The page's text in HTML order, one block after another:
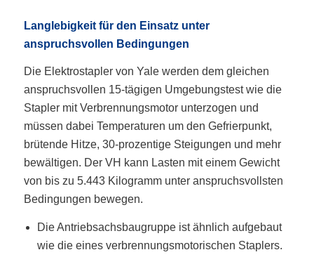
Langlebigkeit für den Einsatz unter
anspruchsvollen Bedingungen
Die Elektrostapler von Yale werden dem gleichen
anspruchsvollen 15-tägigen Umgebungstest wie die
Stapler mit Verbrennungsmotor unterzogen und
müssen dabei Temperaturen um den Gefrierpunkt,
brütende Hitze, 30-prozentige Steigungen und mehr
bewältigen. Der VH kann Lasten mit einem Gewicht
von bis zu 5.443 Kilogramm unter anspruchsvollsten
Bedingungen bewegen.
Die Antriebsachsbaugruppe ist ähnlich aufgebaut
wie die eines verbrennungsmotorischen Staplers.